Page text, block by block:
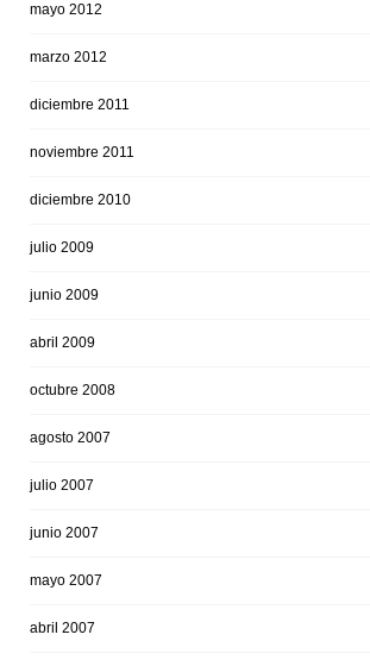
mayo 2012
marzo 2012
diciembre 2011
noviembre 2011
diciembre 2010
julio 2009
junio 2009
abril 2009
octubre 2008
agosto 2007
julio 2007
junio 2007
mayo 2007
abril 2007